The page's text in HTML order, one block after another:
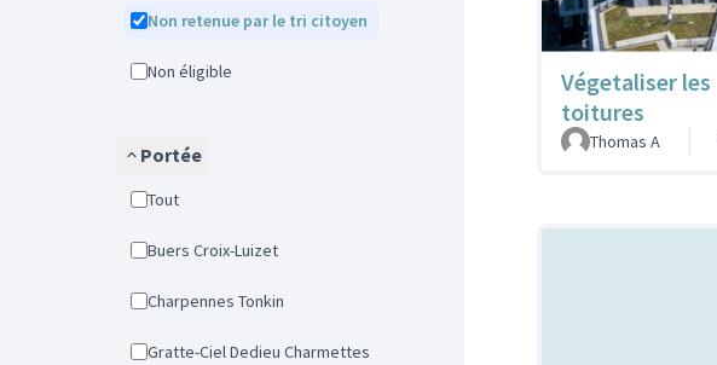
Non retenue par le tri citoyen
Non éligible
Portée
Tout
Buers Croix-Luizet
Charpennes Tonkin
Gratte-Ciel Dedieu Charmettes
Végetaliser les
toitures
Thomas A